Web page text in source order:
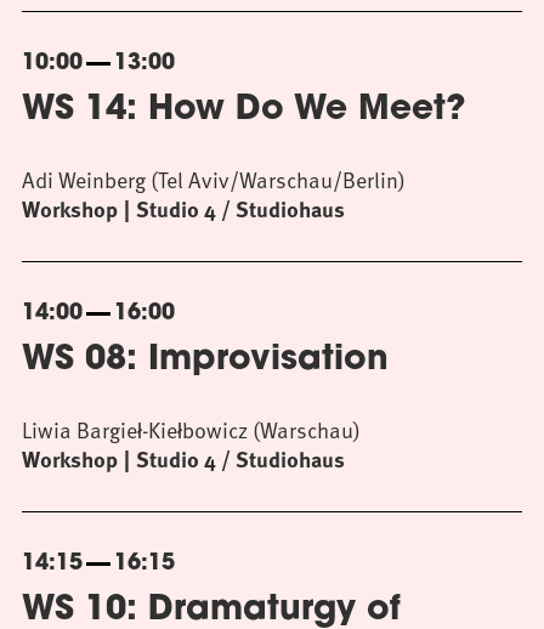
10:00 13:00
WS 14: How Do We Meet?
Workshop Studio 4 / Studiohaus
Adi Weinberg (Tel Aviv/Warschau/Berlin)
14:00 16:00
WS 08: Improvisation
Workshop Studio 4 / Studiohaus
Liwia Bargieł-Kiełbowicz (Warschau)
14:15 16:15
WS 10: Dramaturgy of